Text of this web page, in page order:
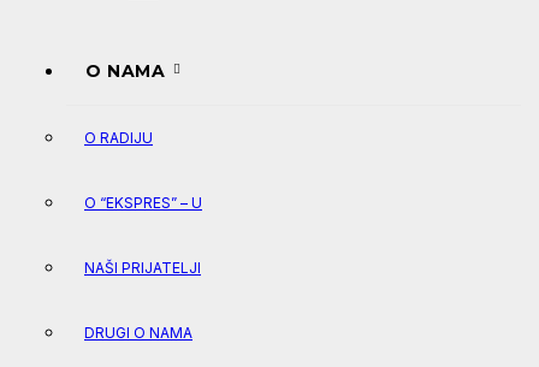
O NAMA
O RADIJU
O “EKSPRES” – U
NAŠI PRIJATELJI
DRUGI O NAMA